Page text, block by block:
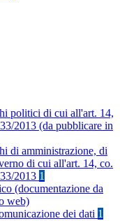
politici di cui all'art. 14,
2013 (da pubblicare in
di amministrazione, di
di cui all'art. 14, co.
2013 1
(documentazione da
web)
dei dati 1